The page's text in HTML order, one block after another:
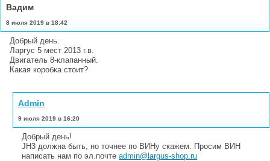
Вадим
8 июля 2019 в 18:42
Добрый день.
Ларгус 5 мест 2013 г.в.
Двигатель 8-клапанный.
Какая коробка стоит?
Admin
9 июля 2019 в 16:20
Добрый день!
JH3 должна быть, но точнее по ВИНу скажем. Просим ВИН
написать нам по эл.почте admin@largus-shop.ru